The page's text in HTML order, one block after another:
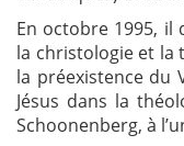
En octobre 1995,
la christologie et
la préexistence du
Jésus dans la
Schoonenberg, à